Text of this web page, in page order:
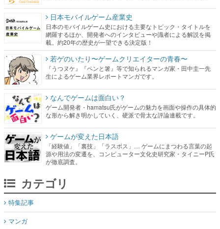
日本モバイルゲーム産業史
日本のモバイルゲーム史における主要なトピック・タイトルを
網羅するほか、開発者へのインタビューや識者による解説を掲
載。約20年の歴史が一望できる決定版！
若ゲのいたり〜ゲームクリエイターの青春〜
『うつヌケ』『ペンと箸』等で知られるマンガ家・田中圭一先
生によるゲーム業界レポートマンガです。
なんでゲームは面白い？
ゲーム開発者・hamatsu氏がゲームの魅力を画面や操作の具体的
な形から解き明かしていく、硬派で骨太な評論連載です。
ゲームが変えた日本語
「経験値」「裏技」「ラスボス」… ゲームにまつわる言葉の起
源や用法の変遷を、コンピューター文化史研究家・タイニーP氏
が徹底調査。
カテゴリ
特集記事
マンガ